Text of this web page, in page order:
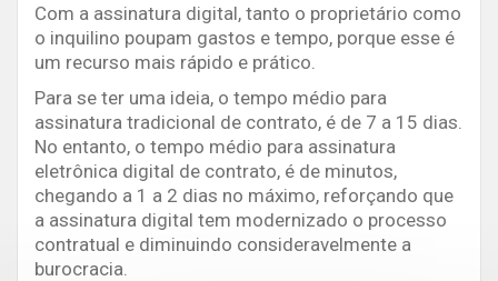
Com a assinatura digital, tanto o proprietário como
o inquilino poupam gastos e tempo, porque esse é
um recurso mais rápido e prático.
Para se ter uma ideia, o tempo médio para
assinatura tradicional de contrato, é de 7 a 15 dias.
No entanto, o tempo médio para assinatura
eletrônica digital de contrato, é de minutos,
chegando a 1 a 2 dias no máximo, reforçando que
a assinatura digital tem modernizado o processo
contratual e diminuindo consideravelmente a
burocracia.